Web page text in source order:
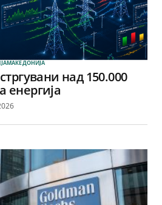
МАКЕДОНИЈА
над 150.000
енергија